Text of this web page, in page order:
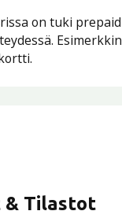
on tuki
& Tilastot